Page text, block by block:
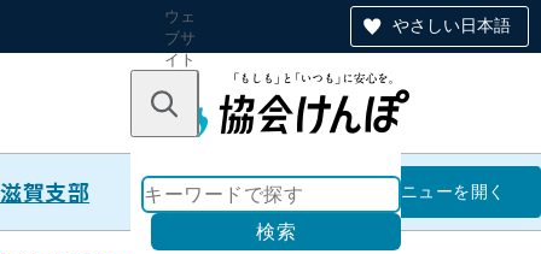
やさしい日本語
ウェ
ブサ
イト
のナ
ン
キーワードで探す
検索
滋賀支部 滋賀支部
メニューを開く